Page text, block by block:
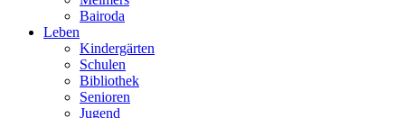
Bairoda
Leben
Kindergärten
Schulen
Bibliothek
Senioren
Jugend